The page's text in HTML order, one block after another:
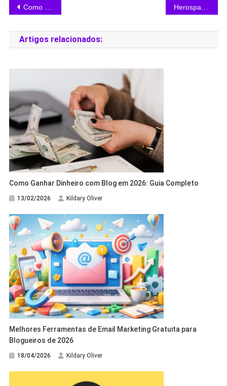
Como criar página de vendas gratuita para E-book na Hotmart Pages
Artigos relacionados:
Como Ganhar Dinheiro com Blog em 2026: Guia Completo
13/02/2026 Kildary Oliver
Melhores Ferramentas de Email Marketing Gratuita para
Blogueiros de 2026
18/04/2026 Kildary Oliver